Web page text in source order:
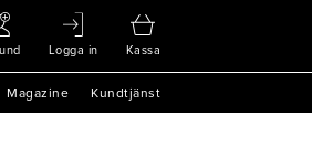
Logga in Kassa
Magazine Kundtjänst